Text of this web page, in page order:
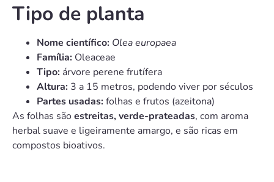
Tipo de planta
Nome científico: Olea europaea
Família: Oleaceae
Tipo: árvore perene frutífera
Altura: 3 a 15 metros, podendo viver por séculos
Partes usadas:folhas e frutos (azeitona)
As folhas sãoestreitas, verde-prateadas, com aroma
herbal suave e ligeiramente amargo, e são ricas em
compostos bioativos.